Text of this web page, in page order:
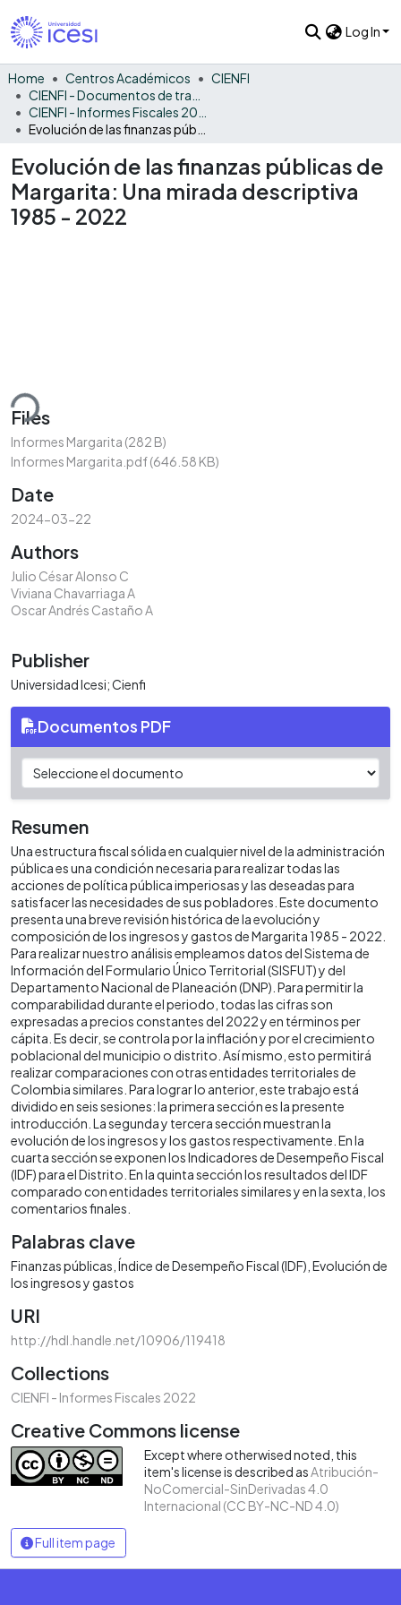
Log In
Home Centros Académicos
CIENFI
Evolución de las finanzas públicas de
Margarita: Una mirada descriptiva
1985 - 2022
Files
Informes Margarita (282 B)
Informes Margarita.pdf(646.58 KB)
Date
2024-03-22
Authors
Julio César Alonso C
Viviana Chavarriaga A
Oscar Andrés Castaño A
Publisher
Universidad Icesi; Cienfi
Documentos PDF
Resumen
Una estructura fiscal sólida en cualquier nivel de la administración
pública es una condición necesaria para realizar todas las
acciones de política pública imperiosas y las deseadas para
satisfacer las necesidades de sus pobladores. Este documento
presenta una breve revisión histórica de la evolución y
composición de los ingresos y gastos de Margarita 1985 - 2022.
Para realizar nuestro análisis empleamos datos del Sistema de
Información del Formulario Único Territorial (SISFUT) y del
Departamento Nacional de Planeación (DNP). Para permitir la
comparabilidad durante el periodo, todas las cifras son
expresadas a precios constantes del 2022 y en términos per
cápita. Es decir, se controla por la inflación y por el crecimiento
poblacional del municipio o distrito. Así mismo, esto permitirá
realizar comparaciones con otras entidades territoriales de
Colombia similares. Para lograr lo anterior, este trabajo está
dividido en seis sesiones: la primera sección es la presente
introducción. La segunda y tercera sección muestran la
evolución de los ingresos y los gastos respectivamente. En la
cuarta sección se exponen los Indicadores de Desempeño Fiscal
(IDF) para el Distrito. En la quinta sección los resultados del IDF
comparado con entidades territoriales similares y en la sexta, los
comentarios finales.
Palabras clave
Finanzas públicas Índice de Desempeño Fiscal (IDF) Evolución de
los ingresos y gastos
URI
http://hdl.handle.net/10906/119418
Collections
CIENFI - Informes Fiscales 2022
Creative Commons license
Except where otherwised noted, this
item's license is described asAtribución-
NoComercial-SinDerivadas 4.0
Internacional (CC BY-NC-ND 4.0)
Full item page